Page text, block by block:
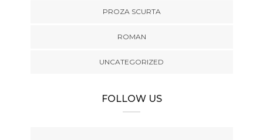
PROZA SCURTA
ROMAN
UNCATEGORIZED
FOLLOW US